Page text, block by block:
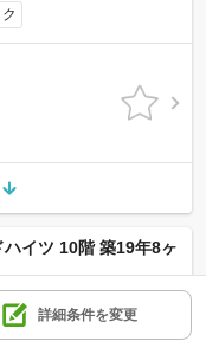
イツ 10階 築19年8ヶ
徒歩1分
徒歩12分
詳細条件を変更